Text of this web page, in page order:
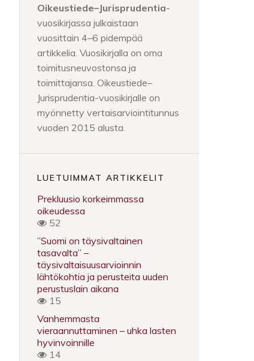
Oikeustiede–Jurisprudentia-
vuosikirjassa julkaistaan
vuosittain 4–6 pidempää
artikkelia. Vuosikirjalla on oma
toimitusneuvostonsa ja
toimittajansa. Oikeustiede–
Jurisprudentia-vuosikirjalle on
myönnetty vertaisarviointitunnus
vuoden 2015 alusta.
LUETUIMMAT ARTIKKELIT
Prekluusio korkeimmassa
oikeudessa
52
”Suomi on täysivaltainen
tasavalta” –
täysivaltaisuusarvioinnin
lähtökohtia ja perusteita uuden
perustuslain aikana
15
Vanhemmasta
vieraannuttaminen – uhka lasten
hyvinvoinnille
14